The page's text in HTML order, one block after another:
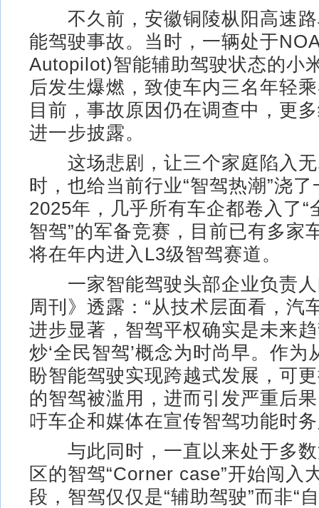
不久前，安徽铜陵枞阳高速路
能驾驶事故。当时，一辆处于
Autopilot)智能辅助驾驶状态的小
后发生爆燃，致使车内三名年轻
目前，事故原因仍在调查中，更
进一步披露。
这场悲剧，让三个家庭陷入无
时，也给当前行业“智驾热潮”浇
2025年，几乎所有车企都卷入了“
智驾”的军备竞赛，目前已有多家
将在年内进入L3级智驾赛道。
一家智能驾驶头部企业负责人
周刊》透露：“从技术层面看，汽
进步显著，智驾平权确实是未来
炒‘全民智驾’概念为时尚早。作为
盼智能驾驶实现跨越式发展，可
的智驾被滥用，进而引发严重后
吁车企和媒体在宣传智驾功能时
与此同时，一直以来处于多数
区的智驾“Corner case”开始闯入
段，智驾仅仅是“辅助驾驶”而非“